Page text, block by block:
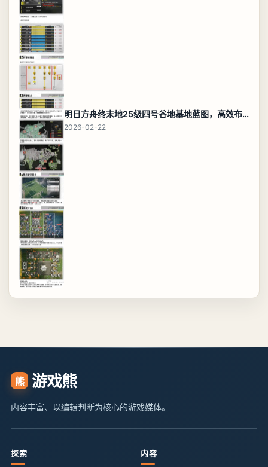
明日方舟终末地25级四号谷地基地蓝图，高效布局规划
2026-02-22
熊 游戏熊
内容丰富、以编辑判断为核心的游戏媒体。
探索 内容